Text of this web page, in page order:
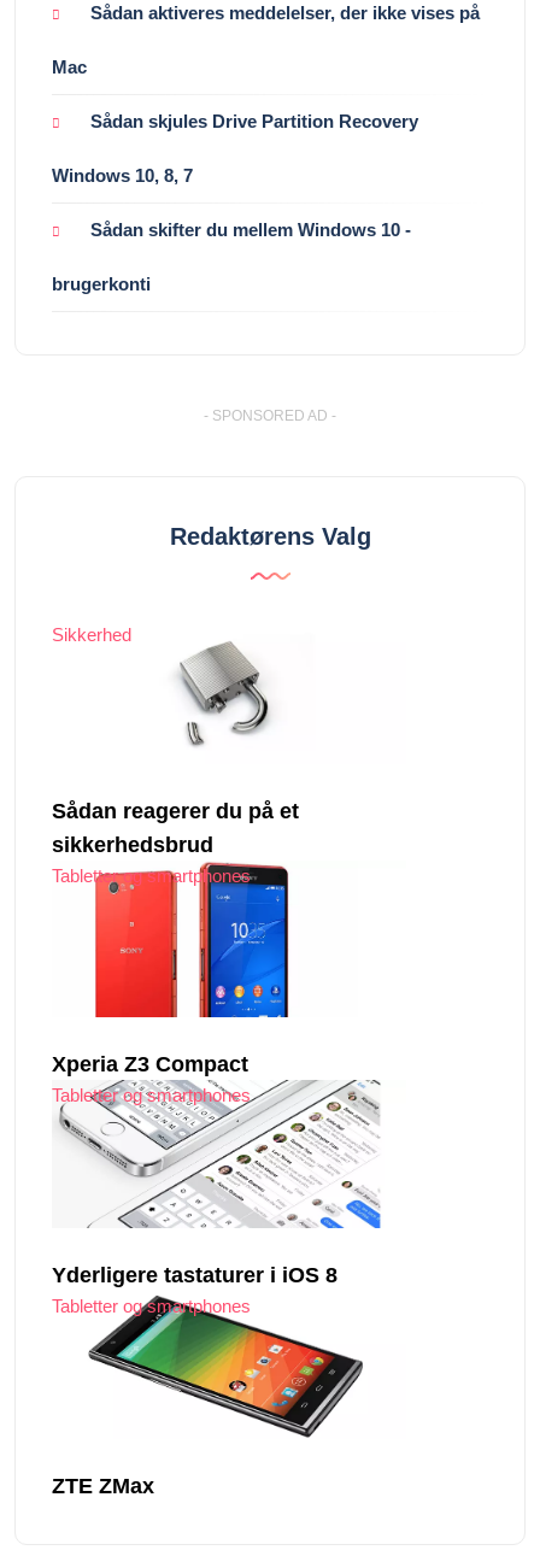
Sådan aktiveres meddelelser, der ikke vises på
Mac
Sådan skjules Drive Partition Recovery
Windows 10, 8, 7
Sådan skifter du mellem Windows 10 -
brugerkonti
- SPONSORED AD -
Redaktørens Valg
Sikkerhed
Sådan reagerer du på et
sikkerhedsbrud
Tabletter og smartphones
Xperia Z3 Compact
Tabletter og smartphones
Yderligere tastaturer i iOS 8
Tabletter og smartphones
ZTE ZMax